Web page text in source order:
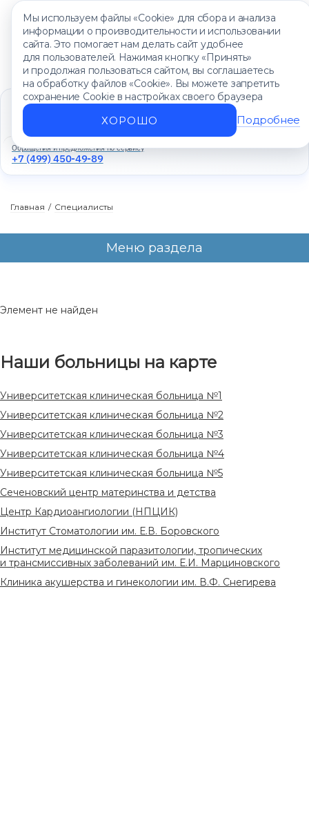
Мы используем файлы «Cookie» для сбора и анализа
информации о производительности и использовании
сайта. Это помогает нам делать сайт удобнее
для пользователей. Нажимая кнопку «Принять»
и продолжая пользоваться сайтом, вы соглашаетесь
на обработку файлов «Cookie». Вы можете запретить
сохранение Cookie в настройках своего браузера
ХОРОШО Подробнее
Единый контакт-центр
+7 (499) 450-88-89
Ежедневно с 8:00 до 20:00
Обращения и предложения по сервису
+7 (499) 450-49-89
Главная / Специалисты
Элемент не найден
Наши больницы на карте
Университетская клиническая больница №1
Университетская клиническая больница №2
Университетская клиническая больница №3
Университетская клиническая больница №4
Университетская клиническая больница №5
Сеченовский центр материнства и детства
Центр Кардиоангиологии (НПЦИК)
Институт Стоматологии им. Е.В. Боровского
Институт медицинской паразитологии, тропических
и трансмиссивных заболеваний им. Е.И. Марциновского
Клиника акушерства и гинекологии им. В.Ф. Снегирева
Меню раздела